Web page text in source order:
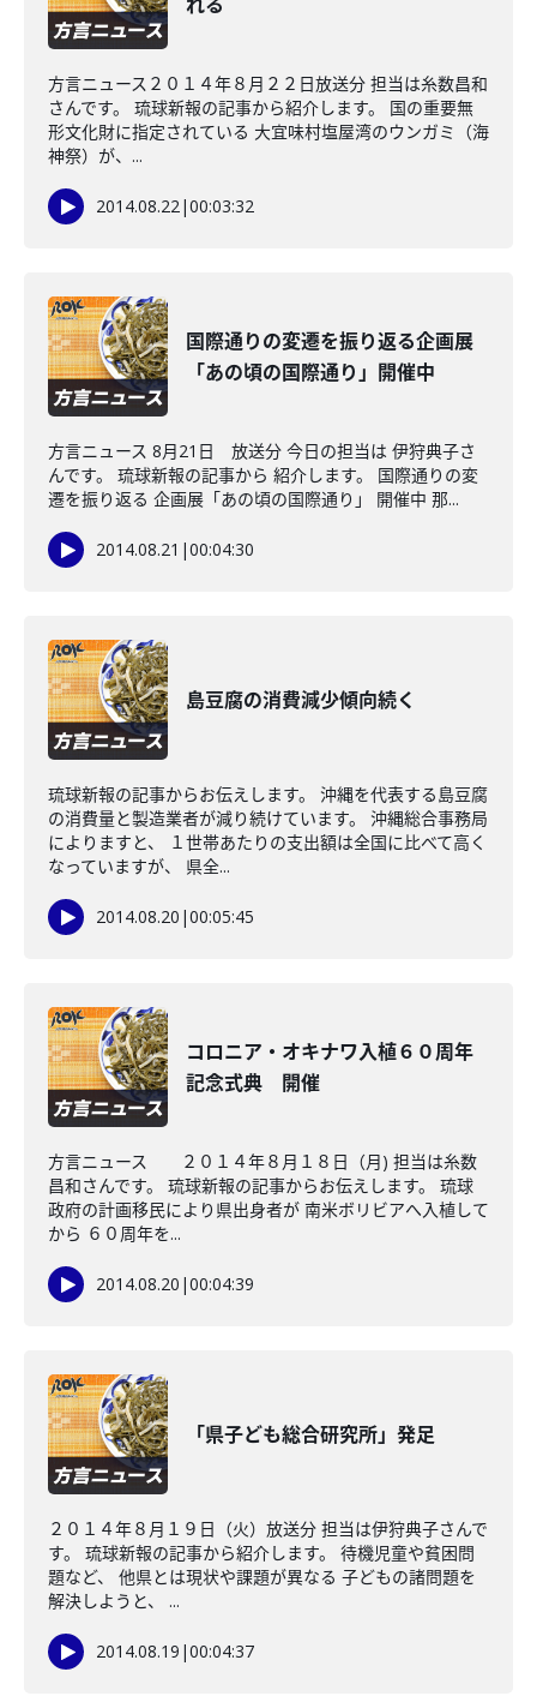
方言ニュース２０１４年８月２２日放送分 担当は糸数昌和
さんです。 琉球新報の記事から紹介します。 国の重要無
形文化財に指定されている 大宜味村塩屋湾のウンガミ（海
神祭）が、...
2014.08.22|00:03:32
国際通りの変遷を振り返る企画展
「あの頃の国際通り」開催中
方言ニュース 8月21日 放送分 今日の担当は 伊狩典子さ
んです。 琉球新報の記事から 紹介します。 国際通りの変
遷を振り返る 企画展「あの頃の国際通り」 開催中 那...
2014.08.21 |00:04:30
島豆腐の消費減少傾向続く
琉球新報の記事からお伝えします。 沖縄を代表する島豆腐
の消費量と製造業者が減り続けています。 沖縄総合事務局
によりますと、 １世帯あたりの支出額は全国に比べて高く
なっていますが、 県全...
2014.08.20 |00:05:45
コロニア・オキナワ入植６０周年
記念式典 開催
方言ニュース ２０１４年８月１８日（月) 担当は糸数
昌和さんです。 琉球新報の記事からお伝えします。 琉球
政府の計画移民により県出身者が 南米ボリビアへ入植して
から ６０周年を...
2014.08.20 |00:04:39
「県子ども総合研究所」発足
２０１４年８月１９日（火）放送分 担当は伊狩典子さんで
す。 琉球新報の記事から紹介します。 待機児童や貧困問
題など、 他県とは現状や課題が異なる 子どもの諸問題を
解決しようと、 ...
2014.08.19 |00:04:37